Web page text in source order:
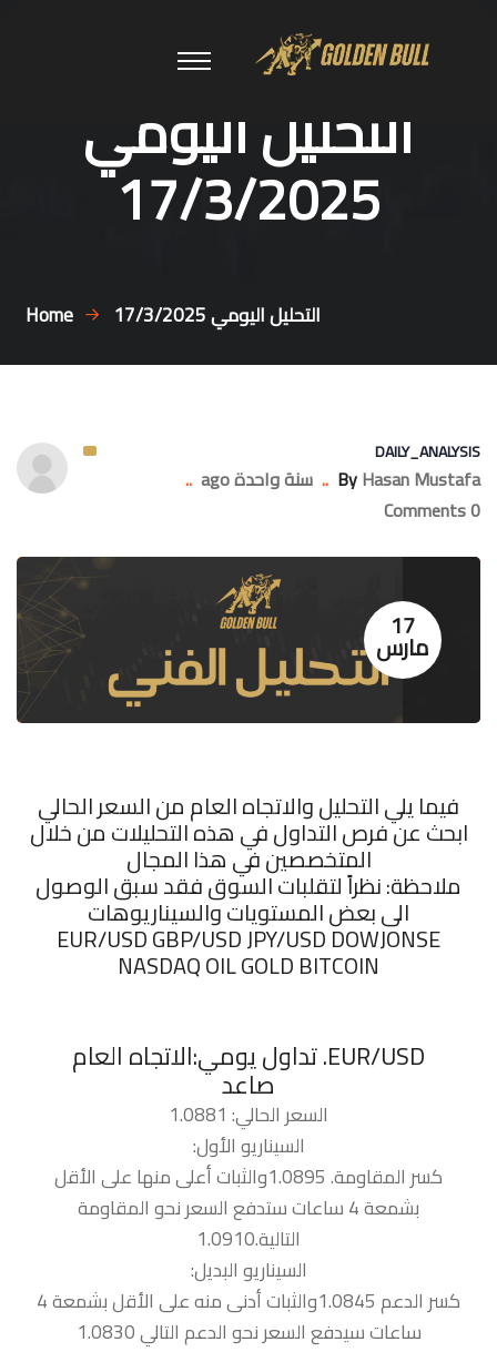
التحليل اليومي
17/3/2025
Home التحليل اليومي 17/3/2025
DAILY_ANALYSIS
ByHasan Mustafa
.. سنة واحدة ago
..
0 Comments
17
مارس
فيما يلي التحليل والاتجاه العام من السعر الحالي
ابحث عن فرص التداول في هذه التحليلات من خلال
المتخصصين في هذا المجال
ملاحظة: نظراً لتقلبات السوق فقد سبق الوصول
الى بعض المستويات والسيناريوهات
‏EUR/USD GBP/USD JPY/USD DOWJONSE
NASDAQ OIL GOLD BITCOIN
EUR/USD. تداول يومي:الاتجاه العام
صاعد
السعر الحالي: 1.0881
السيناريو الأول:
كسر المقاومة. 1.0895والثبات أعلى منها على الأقل
بشمعة 4 ساعات ستدفع السعر نحو المقاومة
التالية.1.0910
السيناريو البديل:
كسر الدعم 1.0845والثبات أدنى منه على الأقل بشمعة 4
ساعات سيدفع السعر نحو الدعم التالي 1.0830